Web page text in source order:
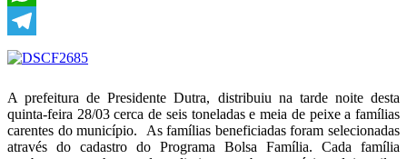
WhatsApp
Telegram
A prefeitura de Presidente Dutra, distribuiu na tarde noite desta
quinta-feira 28/03 cerca de seis toneladas e meia de peixe a famílias
carentes do município. As famílias beneficiadas foram selecionadas
através do cadastro do Programa Bolsa Família. Cada família